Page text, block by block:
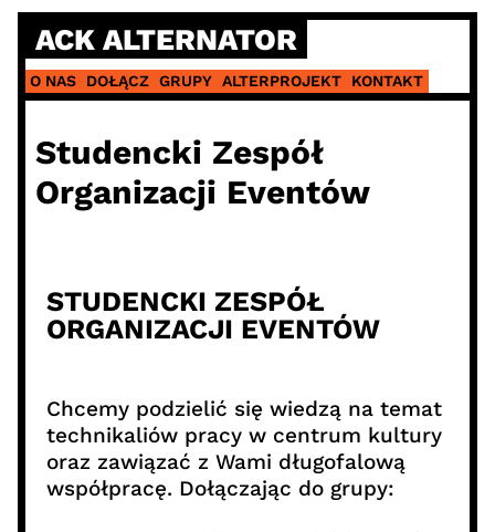
ACK ALTERNATOR
O NAS DOŁĄCZ GRUPY ALTERPROJEKT KONTAKT
Studencki Zespół
Organizacji Eventów
STUDENCKI ZESPÓŁ
ORGANIZACJI EVENTÓW
Chcemy podzielić się wiedzą na temat
technikaliów pracy w centrum kultury
oraz zawiązać z Wami długofalową
współpracę. Dołączając do grupy: